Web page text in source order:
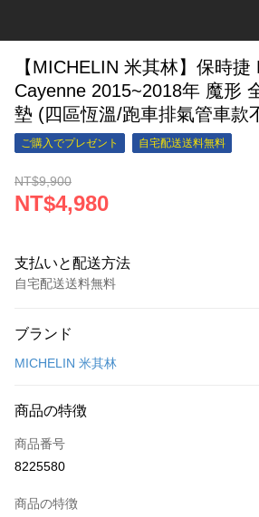
【MICHELIN 米其林】保時捷
Cayenne 2015~2018年 魔形 全包式立體腳踏
墊 (四區恆溫/跑車排氣管車款
ご購入でプレゼント 自宅配送送料無料
NT$9,900
NT$4,980
支払いと配送方法
自宅配送送料無料
クレジットカード1回払い
3回払い、金利0、毎回
華南商業銀行
上海商業儲蓄銀行
台湾中小企業銀行
LINE Pay
Apple Pay
JKOPAY
ブランド
MICHELIN 米其林
商品の特徴
商品番号
8225580
商品の特徴